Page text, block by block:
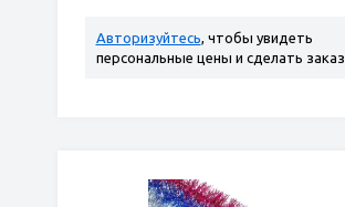
Авторизуйтесь, чтобы увидеть
персональные цены и сделать заказ